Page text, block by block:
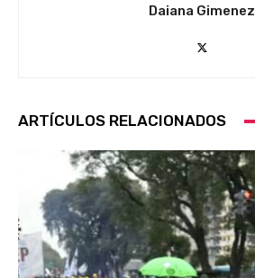
Daiana Gimenez
ARTÍCULOS RELACIONADOS